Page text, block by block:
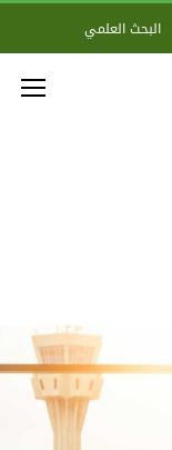
البحث العلمي